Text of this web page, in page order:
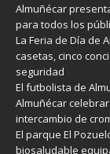
Almuñécar
para todos los
La Feria de Día de
casetas, cinco
seguridad
El futbolista de
Almuñécar
intercambio de
El parque El
biosaludable